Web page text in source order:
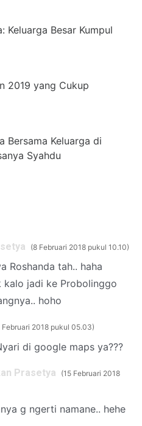
Keluarga Besar Kumpul
2019 yang Cukup
Bersama Keluarga di
Syahdu
8 Februari 2018 pukul 10.10
Roshanda tah.. haha
kalo jadi ke Probolinggo
hoho
Februari 2018 pukul 05.03
di google maps ya???
Prasetya
15 Februari 2018
g ngerti namane.. hehe